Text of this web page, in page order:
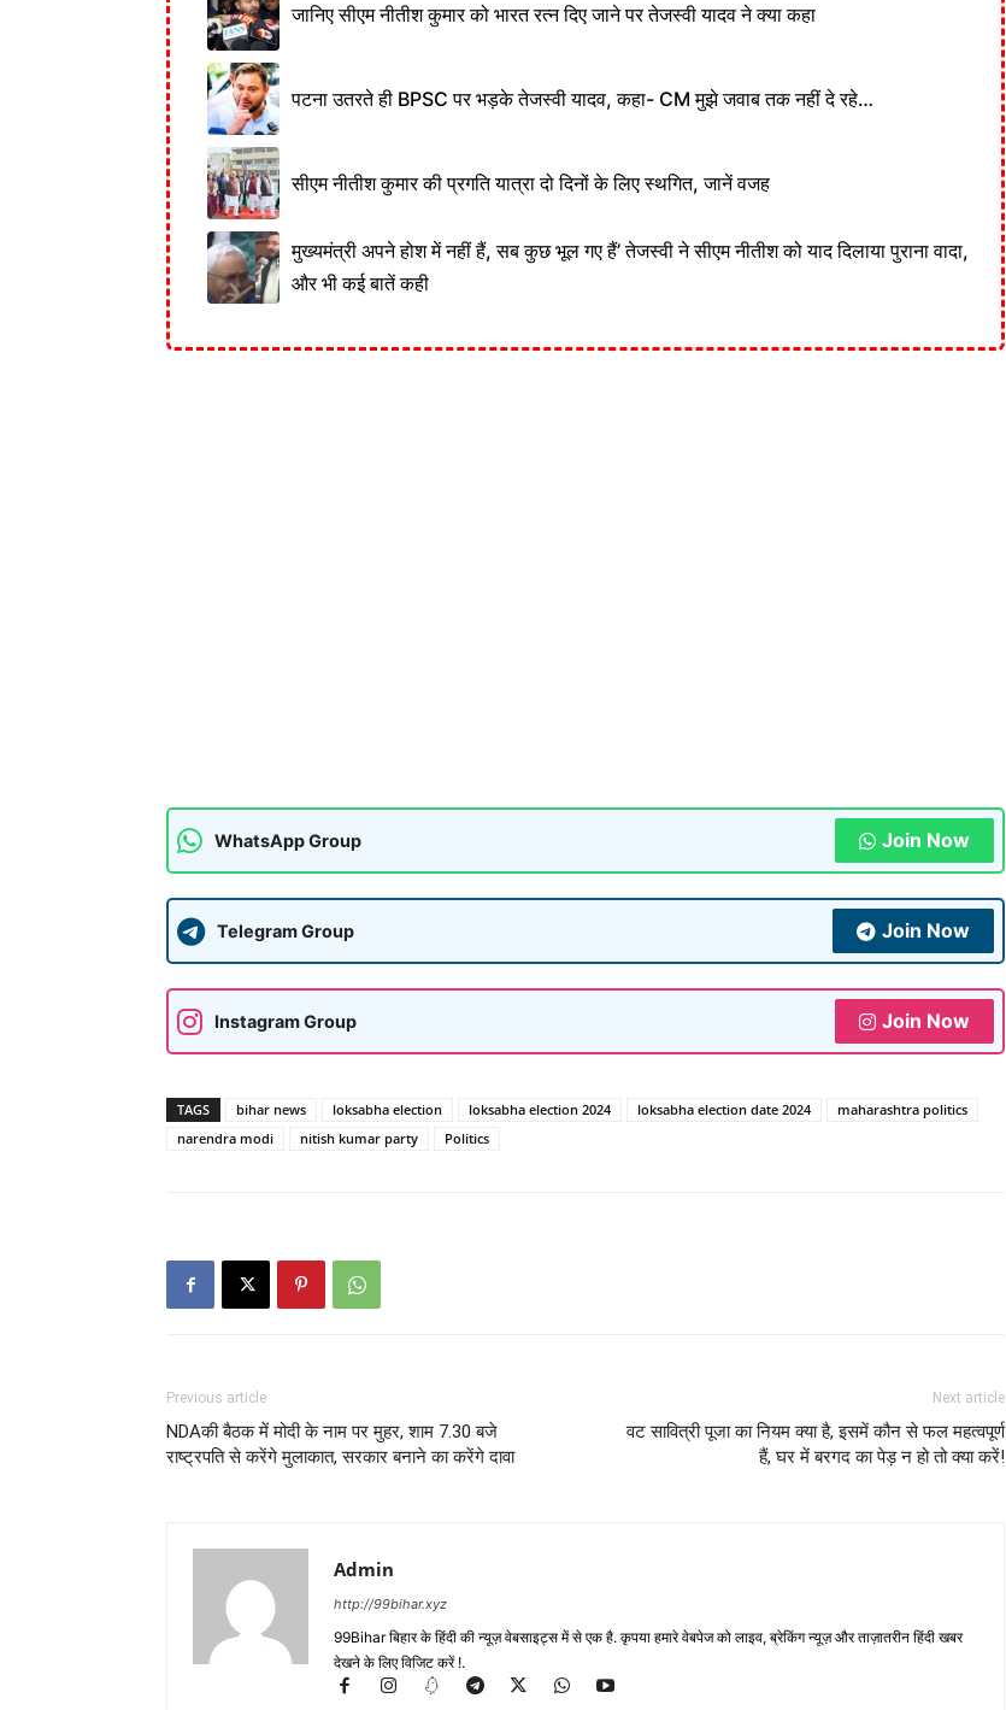
जानिए सीएम नीतीश कुमार को भारत रत्न दिए जाने पर तेजस्वी यादव ने क्या कहा
पटना उतरते ही BPSC पर भड़के तेजस्वी यादव, कहा- CM मुझे जवाब तक नहीं दे रहे…
सीएम नीतीश कुमार की प्रगति यात्रा दो दिनों के लिए स्थगित, जानें वजह
मुख्यमंत्री अपने होश में नहीं हैं, सब कुछ भूल गए हैं’ तेजस्वी ने सीएम नीतीश को याद दिलाया पुराना वादा,
और भी कई बातें कही
WhatsApp Group Join Now
Telegram Group Join Now
Instagram Group Join Now
TAGS bihar news loksabha election loksabha election 2024 loksabha election date 2024
maharashtra politics
narendra modi
nitish kumar party Politics
Previous article
NDAकी बैठक में मोदी के नाम पर मुहर, शाम 7.30 बजे
राष्ट्रपति से करेंगे मुलाकात, सरकार बनाने का करेंगे दावा
Next article
वट सावित्री पूजा का नियम क्या है, इसमें कौन से फल महत्वपूर्ण
हैं, घर में बरगद का पेड़ न हो तो क्या करें!
Admin
http://99bihar.xyz
99Bihar बिहार के हिंदी की न्यूज़ वेबसाइट्स में से एक है. कृपया हमारे वेबपेज को लाइव, ब्रेकिंग न्यूज़ और ताज़ातरीन हिंदी खबर
देखने के लिए विजिट करें !.